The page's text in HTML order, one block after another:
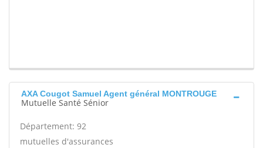
AXA Cougot Samuel Agent général MONTROUGE
Mutuelle Santé Sénior
Département: 92
mutuelles d'assurances